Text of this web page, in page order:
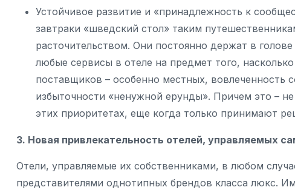
Устойчивое развитие и «принадлежность к
завтраки «шведский стол» таким
расточительством. Они постоянно держат в
любые сервисы в отеле на предмет того,
поставщиков – особенно местных, вовлеченность
избыточности «ненужной ерунды». Причем это –
этих приоритетах, еще когда только принимают
3. Новая привлекательность отелей, управляемых
Отели, управляемые их собственниками, в любом
представителями однотипных брендов класса люкс.